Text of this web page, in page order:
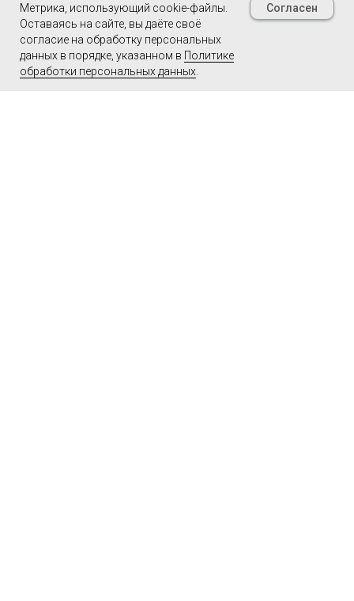
Метрика, использующий cookie-файлы.
Оставаясь на сайте, вы даёте своё
согласие на обработку персональных
данных в порядке, указанном в Политике
обработки персональных данных
Согласен